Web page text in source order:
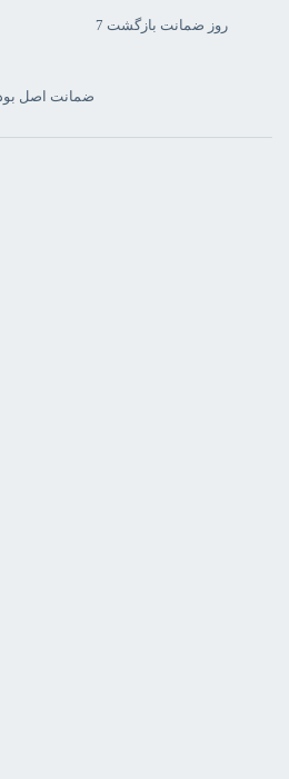
در نظر داشته باشید هدف نهایی از
7 روز ضمانت بازگشت
ضمانت اصل